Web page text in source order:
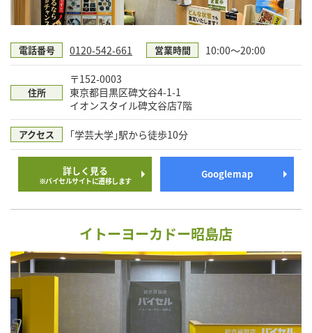
電話番号 0120-542-661 営業時間 10:00〜20:00
住所
〒152-0003
東京都目黒区碑文谷4-1-1
イオンスタイル碑文谷店7階
アクセス ｢学芸大学｣駅から徒歩10分
詳しく見る
※バイセルサイトに遷移します
Googlemap
イトーヨーカドー昭島店